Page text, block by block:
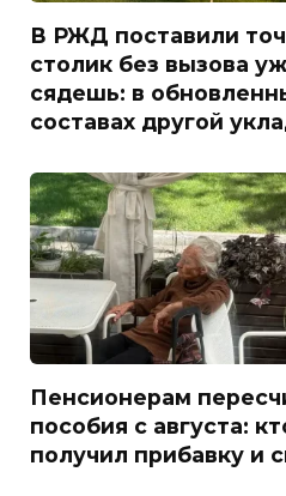
В РЖД поставили
столик без вызова
сядешь: в
составах другой
Пенсионерам
пособия с августа:
получил прибавку и